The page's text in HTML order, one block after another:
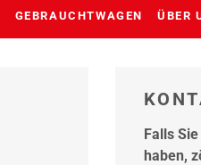
GEBRAUCHTWAGEN ÜBER
Falls
haben,